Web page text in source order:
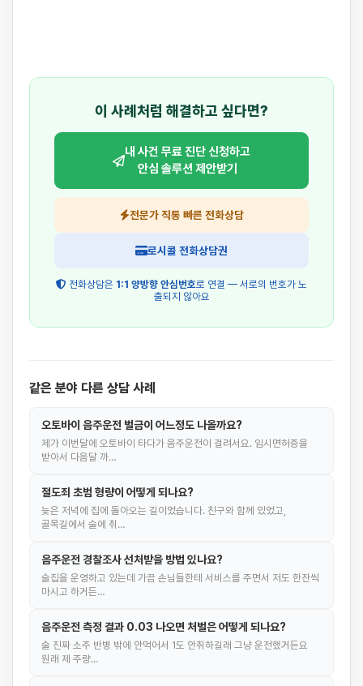
이 사례처럼 해결하고 싶다면?
내 사건 무료 진단 신청하고
안심 솔루션 제안받기
전문가 직통 빠른 전화상담
로시콜 전화상담권
전화상담은 1:1 양방향 안심번호로 연결 — 서로의 번호가 노
출되지 않아요
같은 분야 다른 상담 사례
오토바이 음주운전 벌금이 어느정도 나올까요?
제가 이번달에 오토바이 타다가 음주운전이 걸려서요. 임시면허증을
받아서 다음달 까…
절도죄 초범 형량이 어떻게 되나요?
늦은 저녁에 집에 돌아오는 길이었습니다. 친구와 함께 있었고,
골목길에서 술에 취…
음주운전 경찰조사 선처받을 방법 있나요?
술집을 운영하고 있는데 가끔 손님들한테 서비스를 주면서 저도 한잔씩
마시고 하거든…
음주운전 측정 결과 0.03 나오면 처벌은 어떻게 되나요?
술 진짜 소주 반병 밖에 안먹어서 1도 안취하길래 그냥 운전했거든요
원래 제 주량…